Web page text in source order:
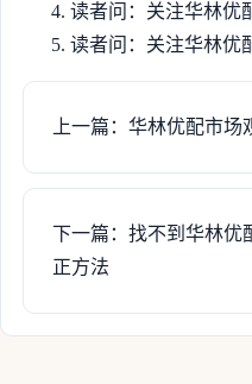
读者问：关注华林优
读者问：关注华林优
上一篇：华林优配市
下一篇：找不到华林优
正方法